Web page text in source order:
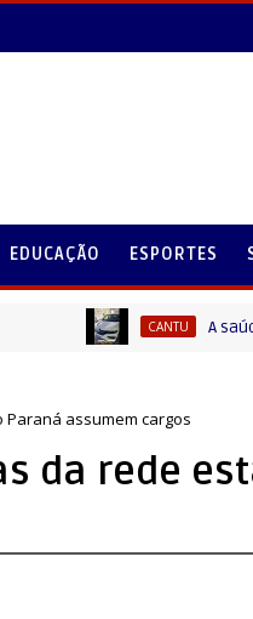
EDUCAÇÃO ESPORTES
CANTU A saúde de
assumem cargos
da rede